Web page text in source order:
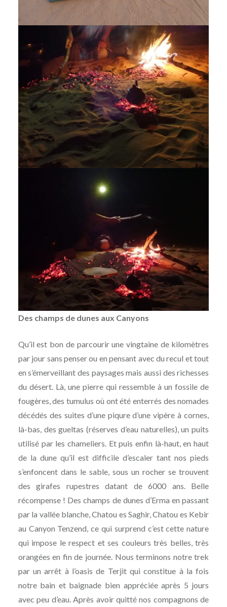
Des champs de dunes aux Canyons
Qu’il est bon de parcourir une vingtaine de kilomètres
par jour sans penser ou en pensant avec du recul et tout
en s’émerveillant des paysages mais aussi des richesses
du désert. Là, une pierre qui ressemble à un fossile de
fougères, des tumulus où ont été enterrés des nomades
décédés des suites d’une piqure d’une vipère à cornes,
là-bas, des gueltas (réserves d’eau naturelles), un puits
utilisé par les chameliers. Et puis enfin là-haut, en haut
de la dune qu’il est difficile d’escaler tant nos pieds
s’enfoncent dans le sable, sous un rocher se trouvent
des girafes rupestres datant de 6000 ans. Belle
récompense ! Des champs de dunes d’Erma en passant
par la vallée blanche, Chatou es Saghir, Chatou es Kebir
au Canyon Tenzend, ce qui surprend c’est cette nature
qui impose le respect et ses couleurs très belles, très
orangées en fin de journée. Nous terminons notre trek
par un arrêt à l’oasis de Terjit qui constitue à la fois
notre bain et baignade bien appréciée après 5 jours
avec peu d’eau. Après avoir quitté nos compagnons de